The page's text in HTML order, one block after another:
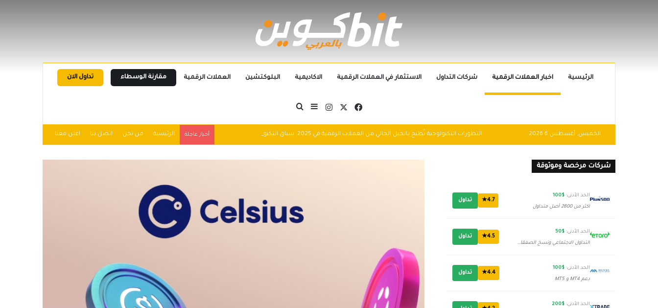
الرئيسية تداول الان اخبار العملات الرقمية شركات التداول الاستثمار في العملات الرقمية الاكاديمية البلوكتشين العملات الرقمية مقارنة الوسطاء
فيسبوكانستقرامإضافة عمود جانبي
بحث عن
الخميس, أغسطس 6 2026 أخبار عاجلة الرئيسية من نحن اتصل بنا اعلن معنا
شركات مرخصة وموثوقة
الحد الأدنى: $100
أكثر من 2800 أصل متداول
4.7★ تداول
الحد الأدنى: $50
التداول الاجتماعي ونسخ الصفقات
4.5★ تداول
الحد الأدنى: $100
دعم MT4 و MT5
4.4★ تداول
الحد الأدنى: $200